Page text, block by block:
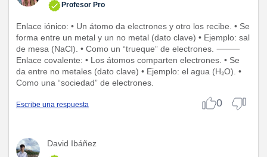
Profesor Pro
Enlace iónico: • Un átomo da electrones y otro los recibe. • Se
forma entre un metal y un no metal (dato clave) • Ejemplo: sal
de mesa (NaCl). • Como un “trueque” de electrones. ⸻
Enlace covalente: • Los átomos comparten electrones. • Se
da entre no metales (dato clave) • Ejemplo: el agua (H₂O). •
Como una “sociedad” de electrones.
Escribe una respuesta 0
David Ibáñez